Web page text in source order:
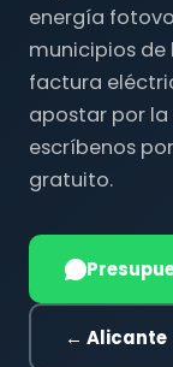
energía
municipios de
factura
apostar por
escríbenos
gratuito.
← Alicante